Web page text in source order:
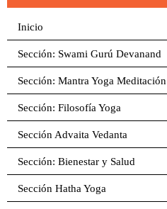
Inicio
Sección: Swami Gurú Devanand
Sección: Mantra Yoga Meditación
Sección: Filosofía Yoga
Sección Advaita Vedanta
Sección: Bienestar y Salud
Sección Hatha Yoga